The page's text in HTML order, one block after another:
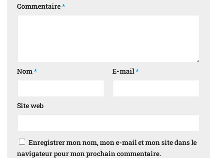
Commentaire*
Nom* E-mail*
Site web
Enregistrer mon nom, mon e-mail et mon site dans le
navigateur pour mon prochain commentaire.